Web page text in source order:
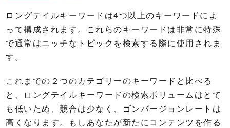
ロングテイルキーワードは4つ以上のキーワードによ
って構成されます。これらのキーワードは非常に特殊
で通常はニッチなトピックを検索する際に使用されま
す。
これまでの２つのカテゴリーのキーワードと比べる
と、ロングテイルキーワードの検索ボリュームはとて
も低いため、競合は少なく、ゴンバージョンレートは
高くなります。もしあなたが新たにコンテンツを作る